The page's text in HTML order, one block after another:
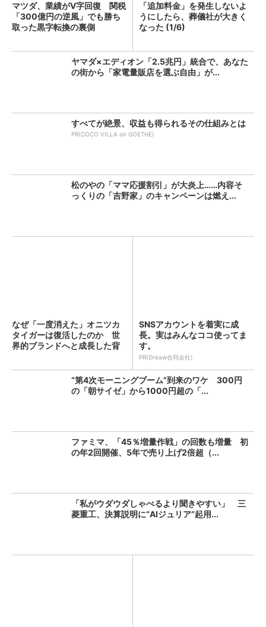
マツダ、業績がV字回復 関税
「300億円の逆風」でも勝ち
取った黒字転換の裏側
「追加料金」を発生しないよ
うにしたら、葬儀社が大きく
なった (1/6)
ヤマダ×エディオン「2.5兆円」統合で、あなた
の街から「家電量販店を選ぶ自由」が...
すべてが絶景、収益も得られるその仕組みとは
PR(COCO VILLA on GOETHE)
松のやの「ママ応援割引」が大炎上……内容そ
っくりの「吉野家」のキャンペーンは燃え...
なぜ「一度消えた」オニツカ
タイガーは復活したのか 世
界的ブランドへと成長した背
SNSアカウントを着実に成
長。実はみんなココ使ってま
す。
PR(Dreaw合同会社)
“第4次モーニングブーム”到来のワケ 300円
の「朝サイゼ」から1000円超の「...
ファミマ、「45％増量作戦」の回数も増量 初
の年2回開催、5年で売り上げ2倍超（...
「私がウダウダしゃべるより聞きやすい」 三
菱重工、決算説明に“AIジュリア”起用...